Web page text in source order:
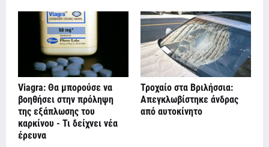
Viagra: Θα μπορούσε να
βοηθήσει στην πρόληψη
της εξάπλωσης του
καρκίνου - Τι δείχνει νέα
έρευνα
Τροχαίο στα Βριλήσσια:
Απεγκλωβίστηκε άνδρας
από αυτοκίνητο